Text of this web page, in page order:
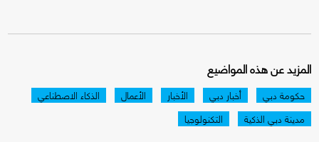
المزيد عن هذه المواضيع
حكومة دبي أخبار دبي الأخبار الأعمال
الذكاء الاصطناعي
مدينة دبي الذكية
التكنولوجيا